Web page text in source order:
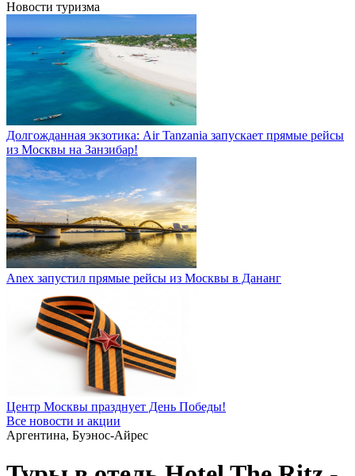
Новости туризма
Долгожданная экзотика: Air Tanzania запускает прямые рейсы
из Москвы на Занзибар!
Anex запустил прямые рейсы из Москвы в Дананг
Центр Москвы празднует День Победы!
Все новости и акции
Аргентина, Буэнос-Айрес